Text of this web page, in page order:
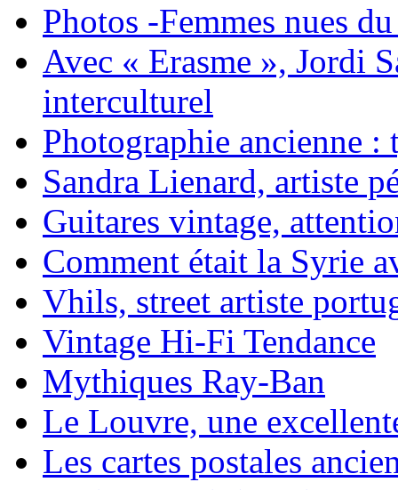
Photos -Femmes nues
Avec « Erasme », Jordi
interculturel
Photographie ancienne :
Sandra Lienard, artiste
Guitares vintage,
Comment était la Syrie
Vhils, street artiste
Vintage Hi-Fi Tendance
Mythiques Ray-Ban
Le Louvre, une
Les cartes postales